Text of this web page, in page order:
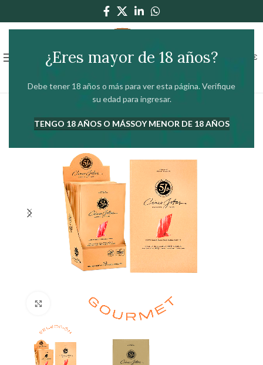
¿Eres mayor de 18 años?
Debe tener 18 años o más para ver esta página. Verifique
su edad para ingresar.
TENGO 18 AÑOS O MÁSSOY MENOR DE 18 AÑOS
€
Clic para ampliar